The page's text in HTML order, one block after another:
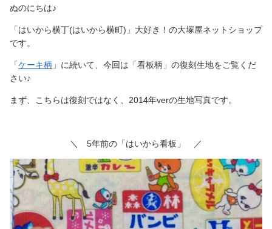
ぬのにちは♪
「はいから横丁(はいから横町)」大好き！の大塚屋ネットショップ
です。
「ケーキ柄 」に続いて、今回は「看板柄」の復刻生地をご覧くだ
さい♪
まず、こちらは復刻ではなく、2014年verの生地写真です。
＼ 5年前の「はいから看板」 ／